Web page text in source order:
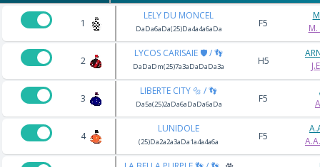
1
LELY DU MONCEL
DaDa6aDa(25)Da4a4a6aDa F5
2
LYCOS CARISAIE 🛡️ / 👣
DaDaDm(25)7a3aDaDaDa3a H5
3
LIBERTE CITY 🔩 / 👣
Da5a(25)2aDa6aDaDa6aDa F5
4
LUNIDOLE
(25)Da2a2a3aDa1a4a4a6a F5